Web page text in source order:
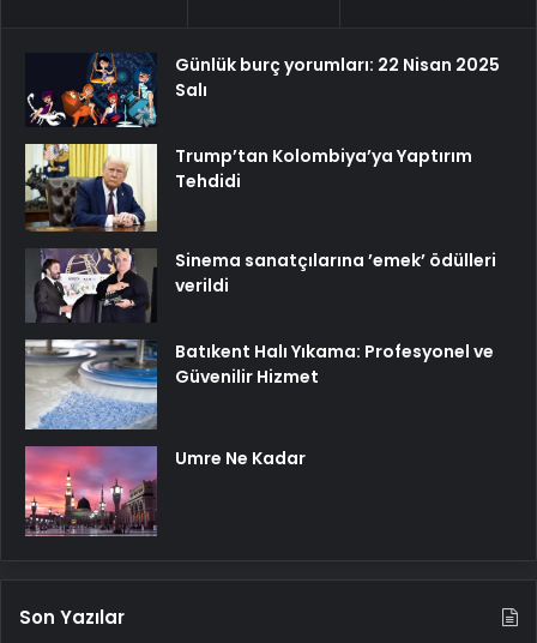
Günlük burç yorumları: 22 Nisan 2025
Salı
Trump’tan Kolombiya’ya Yaptırım
Tehdidi
Sinema sanatçılarına ’emek’ ödülleri
verildi
Batıkent Halı Yıkama: Profesyonel ve
Güvenilir Hizmet
Umre Ne Kadar
Son Yazılar